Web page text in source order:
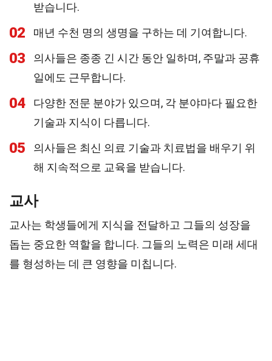
받습니다.
02 매년 수천 명의 생명을 구하는 데 기여합니다.
03
의사들은 종종 긴 시간 동안 일하며, 주말과 공휴
일에도 근무합니다.
04
다양한 전문 분야가 있으며, 각 분야마다 필요한
기술과 지식이 다릅니다.
05
의사들은 최신 의료 기술과 치료법을 배우기 위
해 지속적으로 교육을 받습니다.
교사
교사는 학생들에게 지식을 전달하고 그들의 성장을
돕는 중요한 역할을 합니다. 그들의 노력은 미래 세대
를 형성하는 데 큰 영향을 미칩니다.